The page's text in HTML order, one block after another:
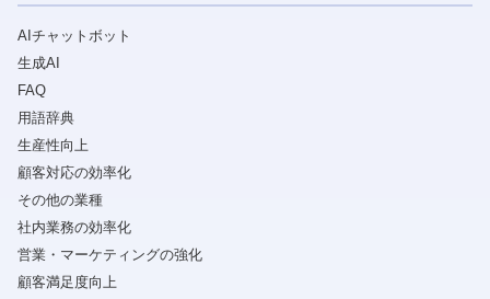
AIチャットボット
生成AI
FAQ
用語辞典
生産性向上
顧客対応の効率化
その他の業種
社内業務の効率化
営業・マーケティングの強化
顧客満足度向上